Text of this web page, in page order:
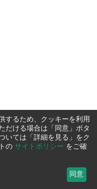
するため、クッキーを利用
だける場合は「同意」ボタ
いては「詳細を見る」をク
の サイトポリシー をご確
同意